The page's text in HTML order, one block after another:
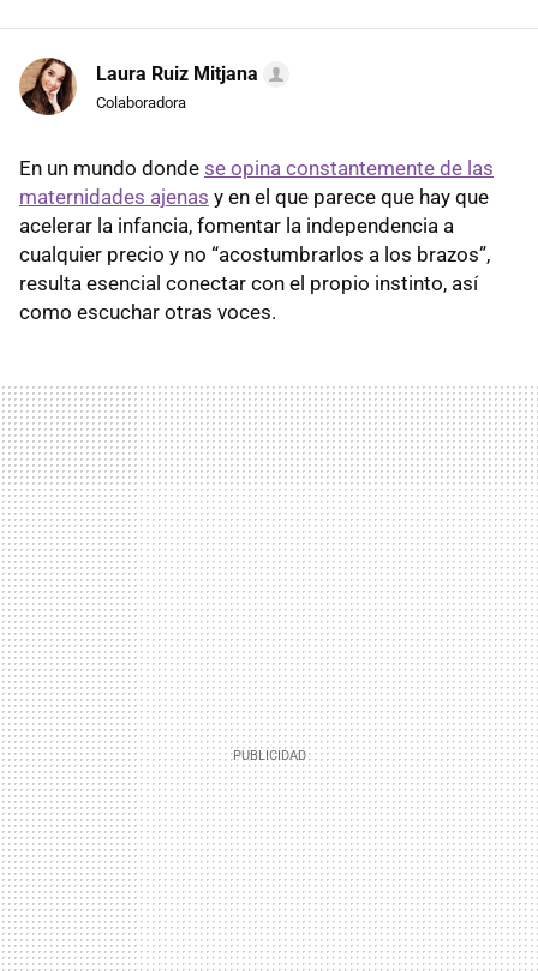
Laura Ruiz Mitjana
Colaboradora
En un mundo donde se opina constantemente de las
maternidades ajenas y en el que parece que hay que
acelerar la infancia, fomentar la independencia a
cualquier precio y no “acostumbrarlos a los brazos”,
resulta esencial conectar con el propio instinto, así
como escuchar otras voces.